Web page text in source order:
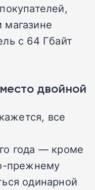
с 64 Гбайт
двойной
все
года — кроме
прежнему
одинарной